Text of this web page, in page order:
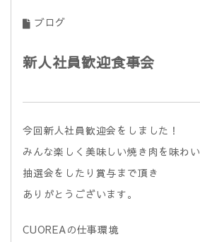
ブログ
新人社員歓迎食事会
今回新人社員歓迎会をしました！
みんな楽しく美味しい焼き肉を味わい
抽選会をしたり賞与まで頂き
ありがとうございます。
CUOREAの仕事環境